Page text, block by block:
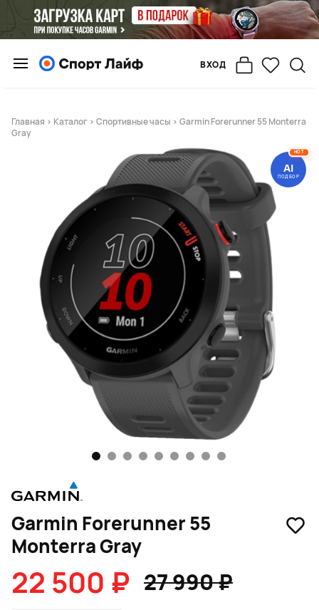
ВХОД
Главная > Каталог > Спортивные часы > Garmin Forerunner 55 Monterra
Gray
Garmin Forerunner 55
Monterra Gray
22 500 ₽ 27 990 ₽
HOT
AI
ПОДБОР
1 2 3 4 5 6 7 8 9